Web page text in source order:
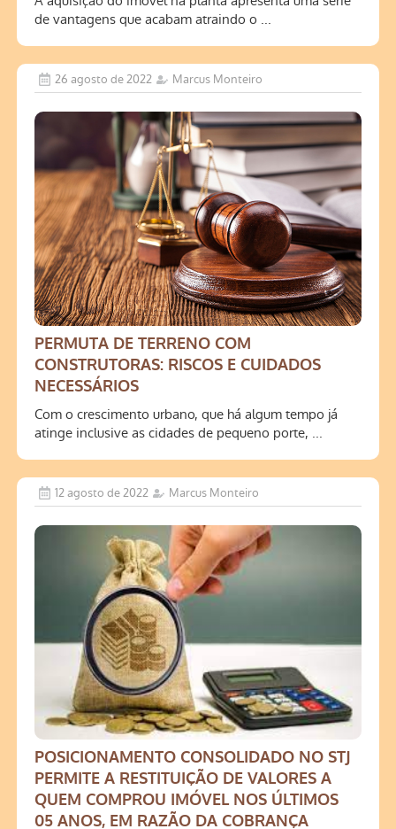
de vantagens que acabam atraindo o ...
26 agosto de 2022 Marcus Monteiro
PERMUTA DE TERRENO COM
CONSTRUTORAS: RISCOS E CUIDADOS
NECESSÁRIOS
Com o crescimento urbano, que há algum tempo já
atinge inclusive as cidades de pequeno porte, ...
12 agosto de 2022 Marcus Monteiro
POSICIONAMENTO CONSOLIDADO NO STJ
PERMITE A RESTITUIÇÃO DE VALORES A
QUEM COMPROU IMÓVEL NOS ÚLTIMOS
05 ANOS, EM RAZÃO DA COBRANÇA